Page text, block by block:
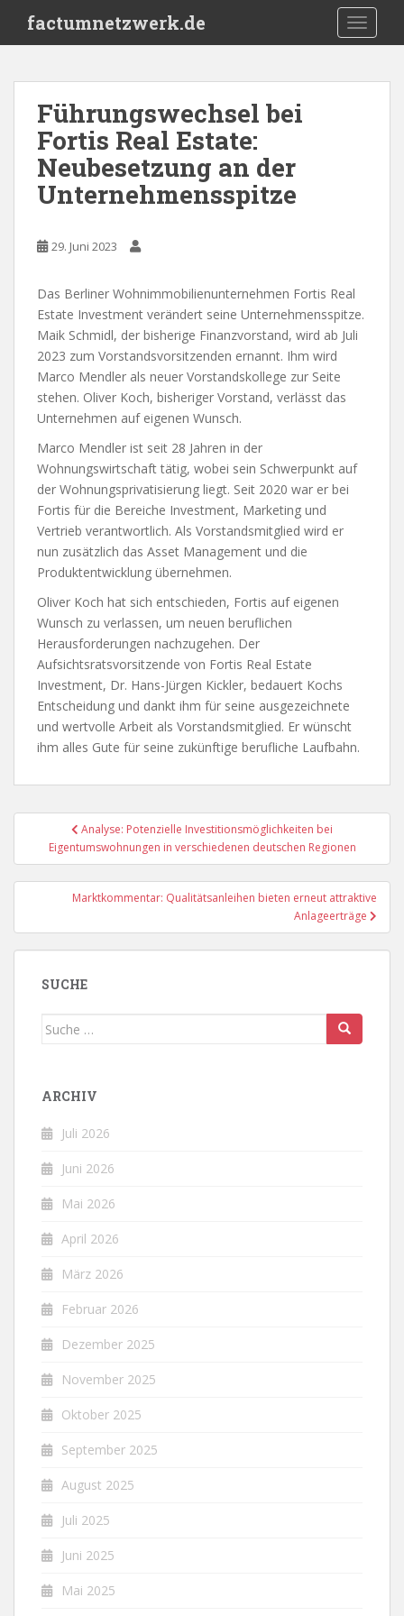
i
factumnetzwerk.de
Führungswechsel bei
Fortis Real Estate:
Neubesetzung an der
Unternehmensspitze
29. Juni 2023
Das Berliner Wohnimmobilienunternehmen Fortis Real
Estate Investment verändert seine Unternehmensspitze.
Maik Schmidl, der bisherige Finanzvorstand, wird ab Juli
2023 zum Vorstandsvorsitzenden ernannt. Ihm wird
Marco Mendler als neuer Vorstandskollege zur Seite
stehen. Oliver Koch, bisheriger Vorstand, verlässt das
Unternehmen auf eigenen Wunsch.
Marco Mendler ist seit 28 Jahren in der
Wohnungswirtschaft tätig, wobei sein Schwerpunkt auf
der Wohnungsprivatisierung liegt. Seit 2020 war er bei
Fortis für die Bereiche Investment, Marketing und
Vertrieb verantwortlich. Als Vorstandsmitglied wird er
nun zusätzlich das Asset Management und die
Produktentwicklung übernehmen.
Oliver Koch hat sich entschieden, Fortis auf eigenen
Wunsch zu verlassen, um neuen beruflichen
Herausforderungen nachzugehen. Der
Aufsichtsratsvorsitzende von Fortis Real Estate
Investment, Dr. Hans-Jürgen Kickler, bedauert Kochs
Entscheidung und dankt ihm für seine ausgezeichnete
und wertvolle Arbeit als Vorstandsmitglied. Er wünscht
ihm alles Gute für seine zukünftige berufliche Laufbahn.
Beitragsnavigation
Analyse: Potenzielle Investitionsmöglichkeiten bei
Eigentumswohnungen in verschiedenen deutschen Regionen
Marktkommentar: Qualitätsanleihen bieten erneut attraktive
Anlageerträge
SUCHE
Suche
ARCHIV
Juli 2026
Juni 2026
Mai 2026
April 2026
März 2026
Februar 2026
Dezember 2025
November 2025
Oktober 2025
September 2025
August 2025
Juli 2025
Juni 2025
Mai 2025